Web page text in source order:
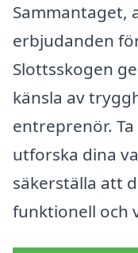
Sammantaget,
erbjudanden
Slottsskogen
känsla av
entreprenör.
utforska dina
säkerställa att
funktionell och